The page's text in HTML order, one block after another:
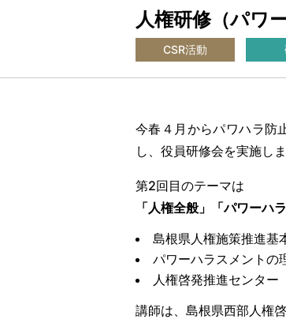
人権研修（パワ
CSR活動
今春４月からパワハラ防
し、役員研修会を実施しま
第2回目のテーマは
「人権全般」「パワーハ
島根県人権施策推進基
パワーハラスメントの
人権啓発推進センタ
講師は、島根県西部人権